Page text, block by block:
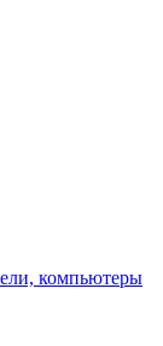
компьютеры